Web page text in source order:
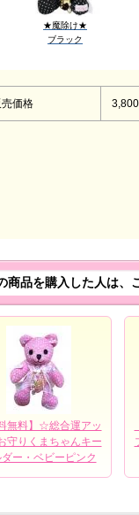
★魔除け★
ブラック
価格
商品を購入した人は、
無料】☆総合運アッ
守りくまちゃんキー
ー・ベビーピンク